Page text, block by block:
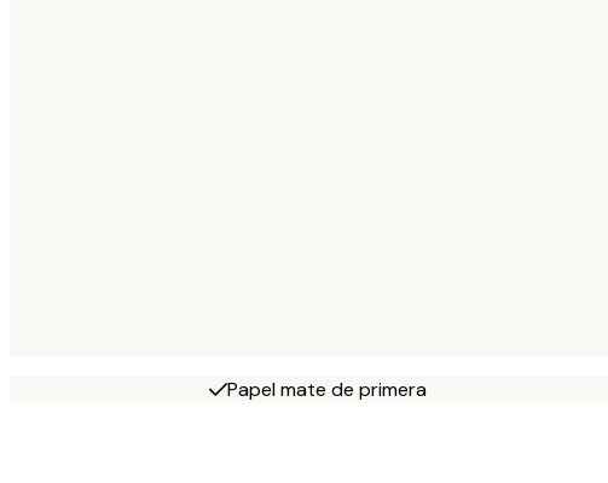
Papel mate de primera